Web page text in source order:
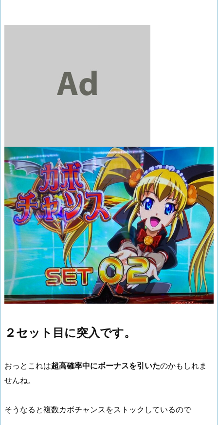
２セット目に突入です。
おっとこれは超高確率中にボーナスを引いたのかもしれま
せんね。
そうなると複数カボチャンスをストックしているので